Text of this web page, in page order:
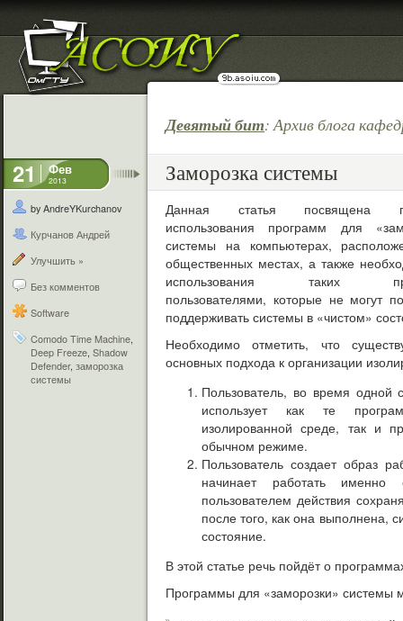
Девятый бит: Архив блога
21 Фев
2013
by AndreYKurchanov
Курчанов Андрей
Улучшить »
Без комментов
Software
Comodo Time Machine,
Deep Freeze, Shadow
Defender, заморозка
системы
Заморозка системы
Данная статья посвящена
использования программ для
системы на компьютерах,
общественных местах, а также
использования таких
пользователями, которые не могут
поддерживать системы в «чистом»
Необходимо отметить, что
основных подхода к организации
Пользователь, во время одной
использует как те
изолированной среде, так и
обычном режиме.
Пользователь создает образ
начинает работать
пользователем действия
после того, как она выполнена,
состояние.
В этой статье речь пойдёт о
Программы для «заморозки» системы